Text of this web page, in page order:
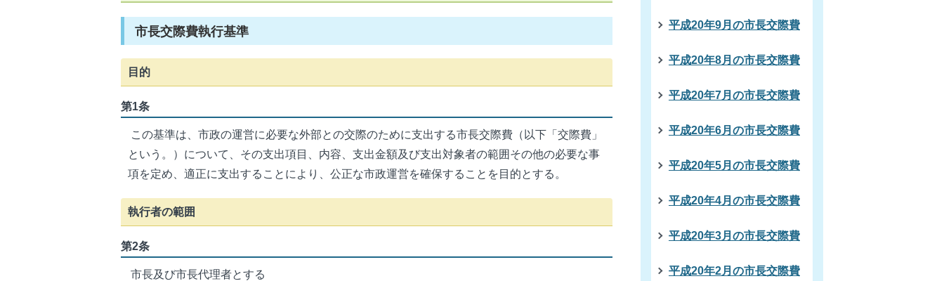
市長交際費執行基準
目的
第1条
この基準は、市政の運営に必要な外部との交際のために支出する市長交際費（以下「交際費」
という。）について、その支出項目、内容、支出金額及び支出対象者の範囲その他の必要な事
項を定め、適正に支出することにより、公正な市政運営を確保することを目的とする。
執行者の範囲
第2条
市長及び市長代理者とする
平成20年9月の市長交際費
平成20年8月の市長交際費
平成20年7月の市長交際費
平成20年6月の市長交際費
平成20年5月の市長交際費
平成20年4月の市長交際費
平成20年3月の市長交際費
平成20年2月の市長交際費